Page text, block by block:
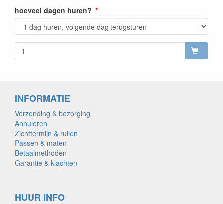
hoeveel dagen huren?
INFORMATIE
Verzending & bezorging
Annuleren
Zichttermijn & ruilen
Passen & maten
Betaalmethoden
Garantie & klachten
HUUR INFO